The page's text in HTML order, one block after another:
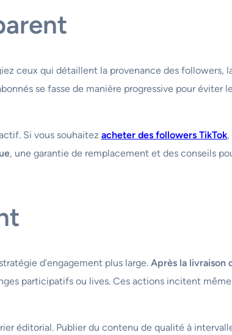
ceux qui détaillent la provenance des followers,
se fasse de manière progressive pour éviter
Si vous souhaitez acheter des followers TikTok,
, une garantie de remplacement et des conseils
d’engagement plus large. Après la livraison
participatifs ou lives. Ces actions incitent
éditorial. Publier du contenu de qualité à